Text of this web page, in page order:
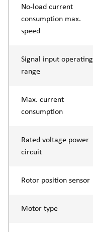
No-load current
consumption max.
speed
Signal input operating
range
Max. current
consumption
Rated voltage power
circuit
Rotor position sensor
Motor type